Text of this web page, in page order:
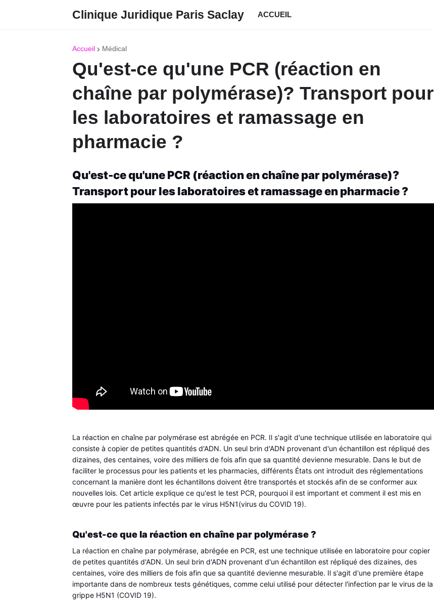
Clinique Juridique Paris Saclay ACCUEIL
Accueil Médical
Qu'est-ce qu'une PCR (réaction en
chaîne par polymérase)? Transport pour
les laboratoires et ramassage en
pharmacie ?
Qu'est-ce qu'une PCR (réaction en chaîne par polymérase)?
Transport pour les laboratoires et ramassage en pharmacie ?
La réaction en chaîne par polymérase est abrégée en PCR. Il s'agit d'une technique utilisée en laboratoire qui
consiste à copier de petites quantités d'ADN. Un seul brin d'ADN provenant d'un échantillon est répliqué des
dizaines, des centaines, voire des milliers de fois afin que sa quantité devienne mesurable. Dans le but de
faciliter le processus pour les patients et les pharmacies, différents États ont introduit des réglementations
concernant la manière dont les échantillons doivent être transportés et stockés afin de se conformer aux
nouvelles lois. Cet article explique ce qu'est le test PCR, pourquoi il est important et comment il est mis en
œuvre pour les patients infectés par le virus H5N1(virus du COVID 19).
Qu'est-ce que la réaction en chaîne par polymérase ?
La réaction en chaîne par polymérase, abrégée en PCR, est une technique utilisée en laboratoire pour copier
de petites quantités d'ADN. Un seul brin d'ADN provenant d'un échantillon est répliqué des dizaines, des
centaines, voire des milliers de fois afin que sa quantité devienne mesurable. Il s'agit d'une première étape
importante dans de nombreux tests génétiques, comme celui utilisé pour détecter l'infection par le virus de la
grippe H5N1 (COVID 19).